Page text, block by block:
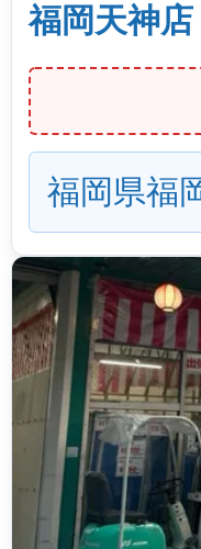
福岡天神店
福岡県福